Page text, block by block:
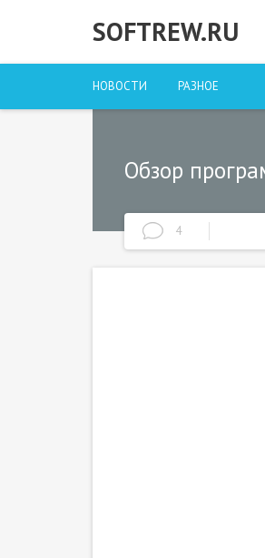
SOFTREW.RU
НОВОСТИ РАЗНОЕ
Обзор
4